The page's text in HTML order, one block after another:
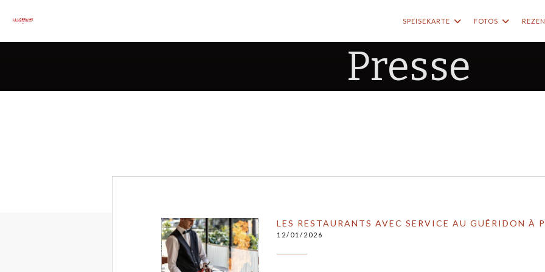
SPEISEKARTE FOTOS
Presse
LES RESTAURANTS AVEC SERVICE AU GUÉRIDON À
12/01/2026